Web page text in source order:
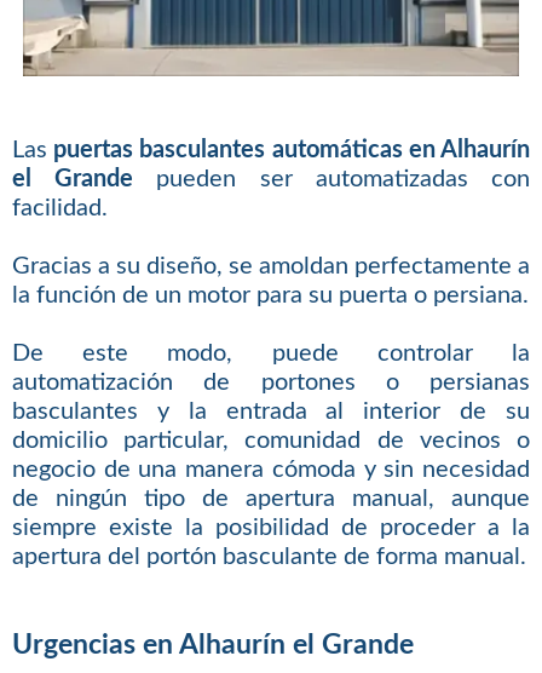
Las puertas basculantes automáticas en Alhaurín
el Grande pueden ser automatizadas con
facilidad.
Gracias a su diseño, se amoldan perfectamente a
la función de un motor para su puerta o persiana.
De este modo, puede controlar la
automatización de portones o persianas
basculantes y la entrada al interior de su
domicilio particular, comunidad de vecinos o
negocio de una manera cómoda y sin necesidad
de ningún tipo de apertura manual, aunque
siempre existe la posibilidad de proceder a la
apertura del portón basculante de forma manual.
Urgencias en Alhaurín el Grande